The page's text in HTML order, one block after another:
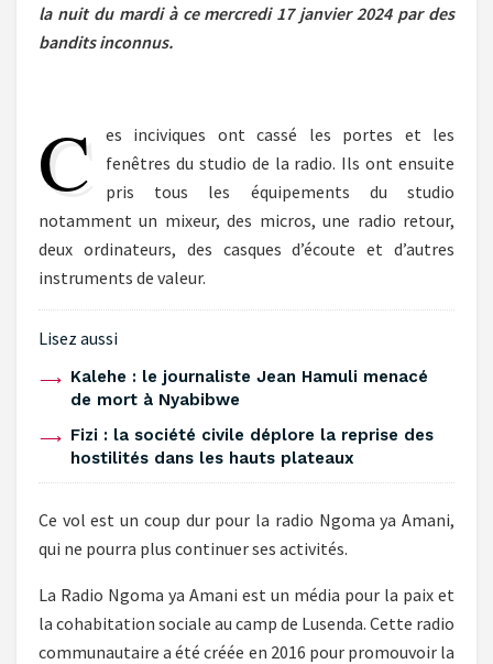
la nuit du mardi à ce mercredi 17 janvier 2024 par des
bandits inconnus.
C
es inciviques ont cassé les portes et les
fenêtres du studio de la radio. Ils ont ensuite
pris tous les équipements du studio
notamment un mixeur, des micros, une radio retour,
deux ordinateurs, des casques d’écoute et d’autres
instruments de valeur.
Lisez aussi
‎Kalehe : le journaliste Jean Hamuli menacé
de mort à Nyabibwe ‎
‎Fizi : la société civile déplore la reprise des
hostilités dans les hauts plateaux ‎
Ce vol est un coup dur pour la radio Ngoma ya Amani,
qui ne pourra plus continuer ses activités.
La Radio Ngoma ya Amani est un média pour la paix et
la cohabitation sociale au camp de Lusenda. Cette radio
communautaire a été créée en 2016 pour promouvoir la